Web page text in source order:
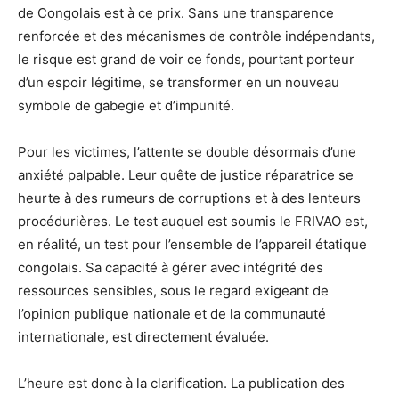
de Congolais est à ce prix. Sans une transparence
renforcée et des mécanismes de contrôle indépendants,
le risque est grand de voir ce fonds, pourtant porteur
d’un espoir légitime, se transformer en un nouveau
symbole de gabegie et d’impunité.
Pour les victimes, l’attente se double désormais d’une
anxiété palpable. Leur quête de justice réparatrice se
heurte à des rumeurs de corruptions et à des lenteurs
procédurières. Le test auquel est soumis le FRIVAO est,
en réalité, un test pour l’ensemble de l’appareil étatique
congolais. Sa capacité à gérer avec intégrité des
ressources sensibles, sous le regard exigeant de
l’opinion publique nationale et de la communauté
internationale, est directement évaluée.
L’heure est donc à la clarification. La publication des